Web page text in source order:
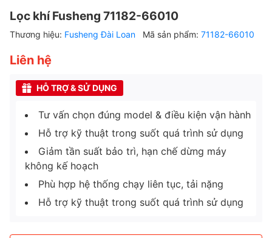
Lọc khí Fusheng 71182-66010
Thương hiệu: Fusheng Đài Loan Mã sản phẩm: 71182-66010
Liên hệ
HỖ TRỢ & SỬ DỤNG
Tư vấn chọn đúng model & điều kiện vận hành
Hỗ trợ kỹ thuật trong suốt quá trình sử dụng
Giảm tần suất bảo trì, hạn chế dừng máy
không kế hoạch
Phù hợp hệ thống chạy liên tục, tải nặng
Hỗ trợ kỹ thuật trong suốt quá trình sử dụng